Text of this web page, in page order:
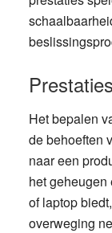
Het bepalen
de behoeften
naar een
het
of laptop
overweging